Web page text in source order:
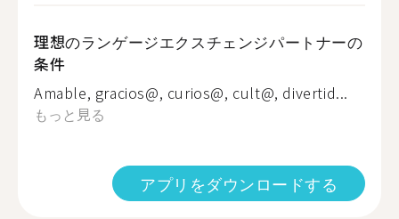
理想のランゲージエクスチェンジパートナーの
条件
Amable, gracios@, curios@, cult@, divertid...
もっと見る
アプリをダウンロードする